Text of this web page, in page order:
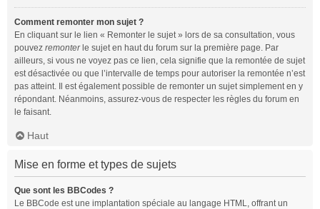
Comment remonter mon sujet ?
En cliquant sur le lien « Remonter le sujet » lors de sa consultation, vous
pouvez remonterle sujet en haut du forum sur la première page. Par
ailleurs, si vous ne voyez pas ce lien, cela signifie que la remontée de sujet
est désactivée ou que l’intervalle de temps pour autoriser la remontée n’est
pas atteint. Il est également possible de remonter un sujet simplement en y
répondant. Néanmoins, assurez-vous de respecter les règles du forum en
le faisant.
Haut
Mise en forme et types de sujets
Que sont les BBCodes ?
Le BBCode est une implantation spéciale au langage HTML, offrant un